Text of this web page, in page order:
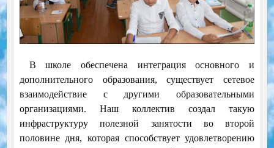
В школе обеспечена интеграция основного и
дополнительного образования, существует сетевое
взаимодействие с другими образовательными
организациями. Наш коллектив создал такую
инфраструктуру полезной занятости во второй
половине дня, которая способствует удовлетворению